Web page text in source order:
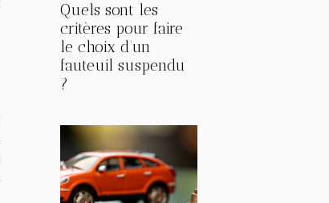
Quels sont les
critères pour faire
le choix d’un
fauteuil suspendu
?